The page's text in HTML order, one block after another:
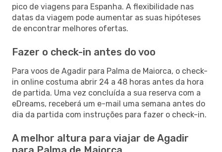
pico de viagens para Espanha. A flexibilidade nas
datas da viagem pode aumentar as suas hipóteses
de encontrar melhores ofertas.
Fazer o check-in antes do voo
Para voos de Agadir para Palma de Maiorca, o check-
in online costuma abrir 24 a 48 horas antes da hora
de partida. Uma vez concluída a sua reserva com a
eDreams, receberá um e-mail uma semana antes do
dia da partida com instruções para fazer o check-in.
A melhor altura para viajar de Agadir